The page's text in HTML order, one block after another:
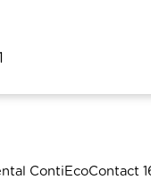
ContiEcoContact